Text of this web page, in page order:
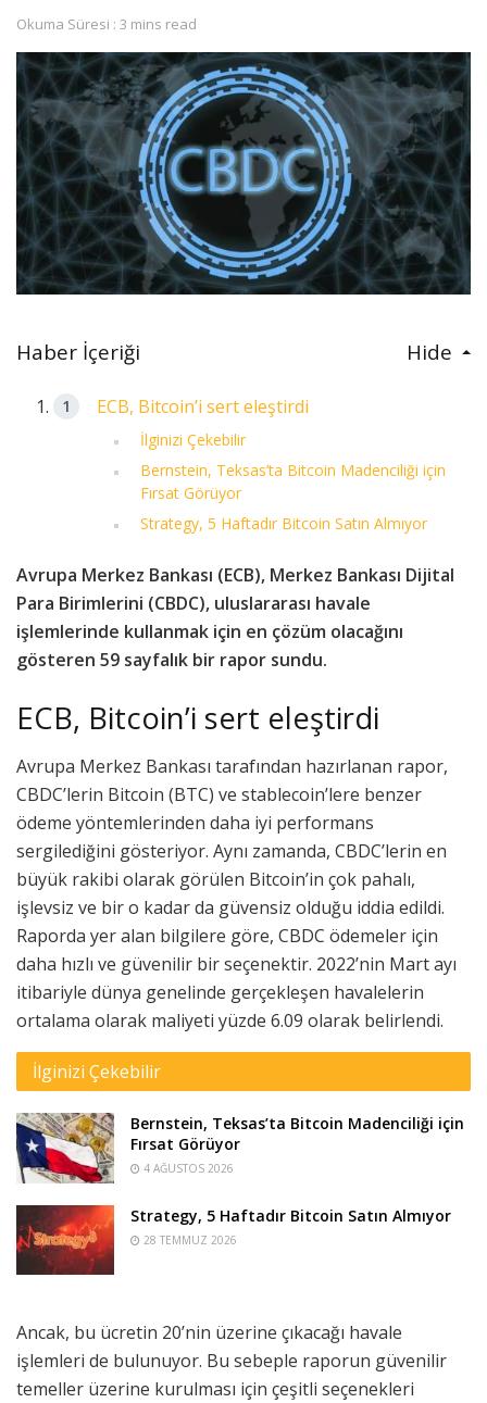
Okuma Süresi : 3 mins read
Haber İçeriği Hide
ECB, Bitcoin’i sert eleştirdi
İlginizi Çekebilir
Bernstein, Teksas’ta Bitcoin Madenciliği için
Fırsat Görüyor
Strategy, 5 Haftadır Bitcoin Satın Almıyor
Avrupa Merkez Bankası (ECB), Merkez Bankası Dijital
Para Birimlerini (CBDC), uluslararası havale
işlemlerinde kullanmak için en çözüm olacağını
gösteren 59 sayfalık bir rapor sundu.
ECB, Bitcoin’i sert eleştirdi
Avrupa Merkez Bankası tarafından hazırlanan rapor,
CBDC’lerin Bitcoin (BTC) ve stablecoin’lere benzer
ödeme yöntemlerinden daha iyi performans
sergilediğini gösteriyor. Aynı zamanda, CBDC’lerin en
büyük rakibi olarak görülen Bitcoin’in çok pahalı,
işlevsiz ve bir o kadar da güvensiz olduğu iddia edildi.
Raporda yer alan bilgilere göre, CBDC ödemeler için
daha hızlı ve güvenilir bir seçenektir. 2022’nin Mart ayı
itibariyle dünya genelinde gerçekleşen havalelerin
ortalama olarak maliyeti yüzde 6.09 olarak belirlendi.
İlginizi Çekebilir
Bernstein, Teksas’ta Bitcoin Madenciliği için
Fırsat Görüyor
4 AĞUSTOS 2026
Strategy, 5 Haftadır Bitcoin Satın Almıyor
28 TEMMUZ 2026
Ancak, bu ücretin 20’nin üzerine çıkacağı havale
işlemleri de bulunuyor. Bu sebeple raporun güvenilir
temeller üzerine kurulması için çeşitli seçenekleri